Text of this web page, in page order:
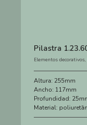
Pilastra
Elementos decorativos,
Altura: 255mm
Ancho: 117mm
Profundidad:
Material: